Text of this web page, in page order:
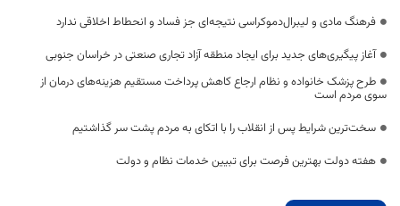
فرهنگ مادی و لیبرال‌دموکراسی نتیجه‌ای جز فساد و انحطاط اخلاقی ندارد
آغاز پیگیری‌های جدید برای ایجاد منطقه آزاد تجاری صنعتی در خراسان جنوبی
طرح پزشک خانواده و نظام ارجاع کاهش پرداخت مستقیم هزینه‌های درمان از
سوی مردم است
سخت‌ترین شرایط پس از انقلاب را با اتکای به مردم پشت سر گذاشتیم
هفته دولت بهترین فرصت برای تبیین خدمات نظام و دولت